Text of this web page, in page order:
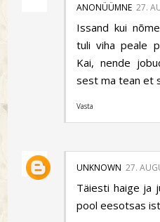
ANONÜÜMNE 27.
Issand kui
tuli viha peale
Kai, nende
sest ma tean et
Vasta
UNKNOWN 27.
Täiesti haige ja
pool eesotsas